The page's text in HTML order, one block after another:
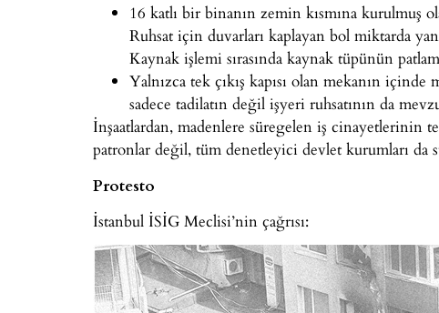
16 katlı bir binanın zemin kısmına kurulmuş
Ruhsat için duvarları kaplayan bol miktarda
Kaynak işlemi sırasında kaynak tüpünün
Yalnızca tek çıkış kapısı olan mekanın
sadece tadilatın değil işyeri ruhsatının da
İnşaatlardan, madenlere süregelen iş cinayetlerinin
patronlar değil, tüm denetleyici devlet kurumları da
Protesto
İstanbul İSİG Meclisi’nin çağrısı: